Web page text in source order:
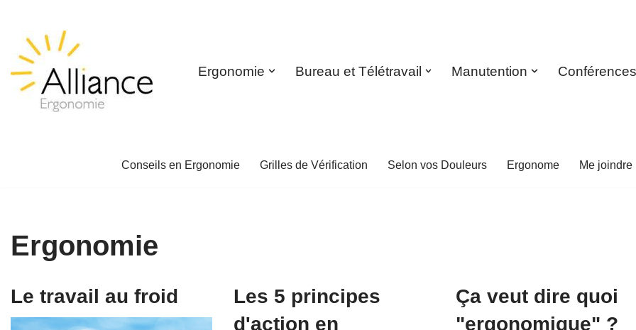
Aller
au
contenu
Ergonomie Bureau et Télétravail Manutention Conférences
Conseils en Ergonomie Grilles de Vérification Selon vos Douleurs Ergonome Me joindre
Ergonomie
Le travail au froid
Les 5 principes
d'action en
Ça veut dire quoi
"ergonomique" ?